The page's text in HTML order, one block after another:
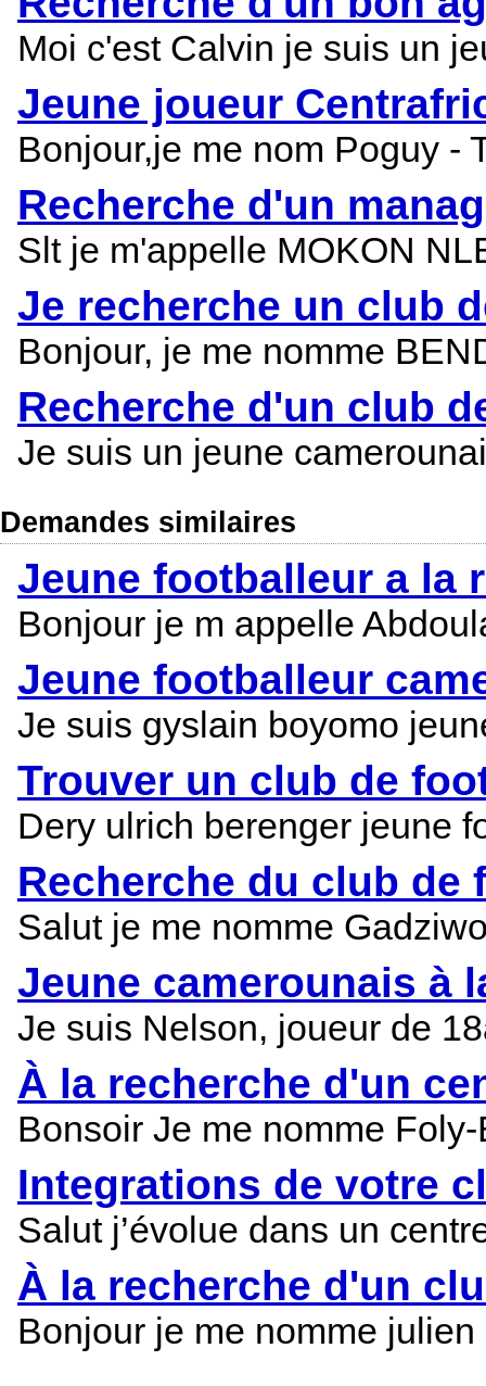
Moi c'est Calvin je suis un
Jeune joueur
Bonjour,je me nom Poguy -
Recherche d'un
Slt je m'appelle MOKON
Je recherche un club
Bonjour, je me nomme
Recherche d'un club
Je suis un jeune
Demandes similaires
Jeune footballeur a la
Bonjour je m appelle
Jeune footballeur
Je suis gyslain boyomo
Trouver un club de
Dery ulrich berenger jeune
Recherche du club de
Salut je me nomme
Jeune camerounais à
Je suis Nelson, joueur de
À la recherche d'un
Bonsoir Je me nomme
Integrations de votre
Salut j’évolue dans un
À la recherche d'un
Bonjour je me nomme